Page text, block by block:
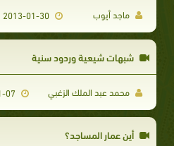
ماجد أيوب
شبهات شيعية وردود سنية
محمد عبد الملك الزغبي
أين عمار المساجد؟